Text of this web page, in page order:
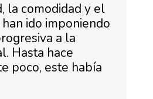
la comodidad y el
ido imponiendo
a la
Hasta hace
poco, este había